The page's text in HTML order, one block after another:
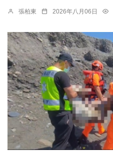
張柏東 2026年八月06日